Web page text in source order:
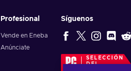
Profesional
Vende en Eneba
Anúnciate
Síguenos
SELECCIÓN
DEL